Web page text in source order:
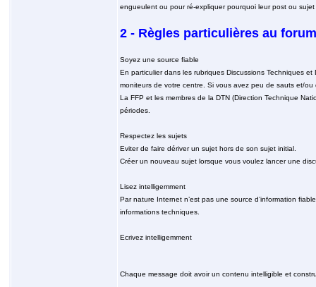
engueulent ou pour ré-expliquer pourquoi leur post ou
2 - Règles particulières au
Soyez une source fiable
En particulier dans les rubriques Discussions Techniques
moniteurs de votre centre. Si vous avez peu de sauts et/
La FFP et les membres de la DTN (Direction Technique
périodes.
Respectez les sujets
Eviter de faire dériver un sujet hors de son sujet initial.
Créer un nouveau sujet lorsque vous voulez lancer une
Lisez intelligemment
Par nature Internet n’est pas une source d’information
informations techniques.
Ecrivez intelligemment
Chaque message doit avoir un contenu intelligible et